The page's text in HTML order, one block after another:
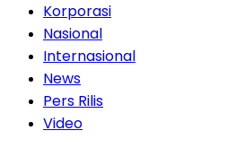
Korporasi
Nasional
Internasional
News
Pers Rilis
Video